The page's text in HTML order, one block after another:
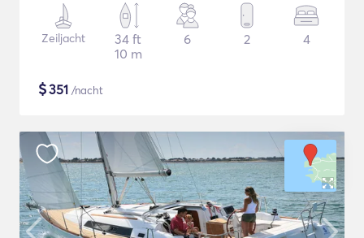
Zeiljacht
34 ft
10 m
6 2 4
$351 /nacht